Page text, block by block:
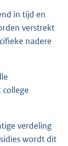
in tijd en
verstrekt
nadere
verdeling
wordt dit